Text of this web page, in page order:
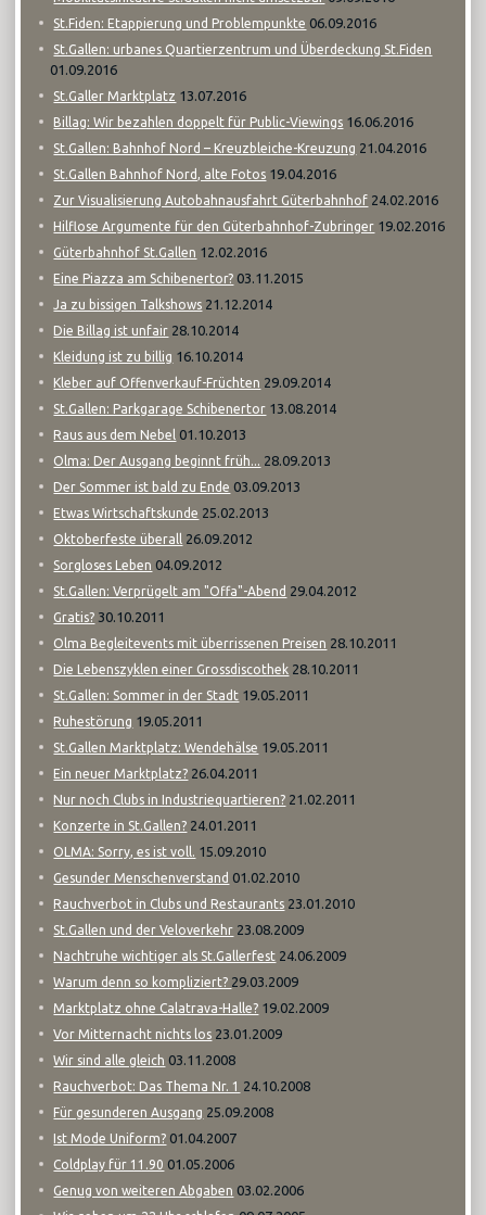
St.Fiden: Etappierung und Problempunkte 06.09.2016
St.Gallen: urbanes Quartierzentrum und Überdeckung St.Fiden
01.09.2016
St.Galler Marktplatz 13.07.2016
Billag: Wir bezahlen doppelt für Public-Viewings 16.06.2016
St.Gallen: Bahnhof Nord – Kreuzbleiche-Kreuzung 21.04.2016
St.Gallen Bahnhof Nord, alte Fotos 19.04.2016
Zur Visualisierung Autobahnausfahrt Güterbahnhof 24.02.2016
Hilflose Argumente für den Güterbahnhof-Zubringer 19.02.2016
Güterbahnhof St.Gallen 12.02.2016
Eine Piazza am Schibenertor? 03.11.2015
Ja zu bissigen Talkshows 21.12.2014
Die Billag ist unfair 28.10.2014
Kleidung ist zu billig 16.10.2014
Kleber auf Offenverkauf-Früchten 29.09.2014
St.Gallen: Parkgarage Schibenertor 13.08.2014
Raus aus dem Nebel 01.10.2013
Olma: Der Ausgang beginnt früh... 28.09.2013
Der Sommer ist bald zu Ende 03.09.2013
Etwas Wirtschaftskunde 25.02.2013
Oktoberfeste überall 26.09.2012
Sorgloses Leben 04.09.2012
St.Gallen: Verprügelt am "Offa"-Abend 29.04.2012
Gratis? 30.10.2011
Olma Begleitevents mit überrissenen Preisen 28.10.2011
Die Lebenszyklen einer Grossdiscothek 28.10.2011
St.Gallen: Sommer in der Stadt 19.05.2011
Ruhestörung 19.05.2011
St.Gallen Marktplatz: Wendehälse 19.05.2011
Ein neuer Marktplatz? 26.04.2011
Nur noch Clubs in Industriequartieren? 21.02.2011
Konzerte in St.Gallen? 24.01.2011
OLMA: Sorry, es ist voll. 15.09.2010
Gesunder Menschenverstand 01.02.2010
Rauchverbot in Clubs und Restaurants 23.01.2010
St.Gallen und der Veloverkehr 23.08.2009
Nachtruhe wichtiger als St.Gallerfest 24.06.2009
Warum denn so kompliziert? 29.03.2009
Marktplatz ohne Calatrava-Halle? 19.02.2009
Vor Mitternacht nichts los 23.01.2009
Wir sind alle gleich 03.11.2008
Rauchverbot: Das Thema Nr. 1 24.10.2008
Für gesunderen Ausgang 25.09.2008
Ist Mode Uniform? 01.04.2007
Coldplay für 11.90 01.05.2006
Genug von weiteren Abgaben 03.02.2006